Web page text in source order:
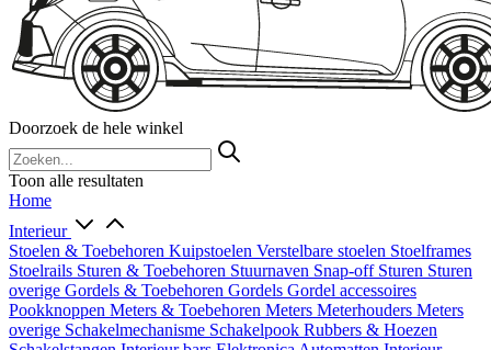
Doorzoek de hele winkel
Toon alle resultaten
Home
Interieur
Stoelen & Toebehoren Kuipstoelen Verstelbare stoelen Stoelframes
Stoelrails Sturen & Toebehoren Stuurnaven Snap-off Sturen Sturen
overige Gordels & Toebehoren Gordels Gordel accessoires
Pookknoppen Meters & Toebehoren Meters Meterhouders Meters
overige Schakelmechanisme Schakelpook Rubbers & Hoezen